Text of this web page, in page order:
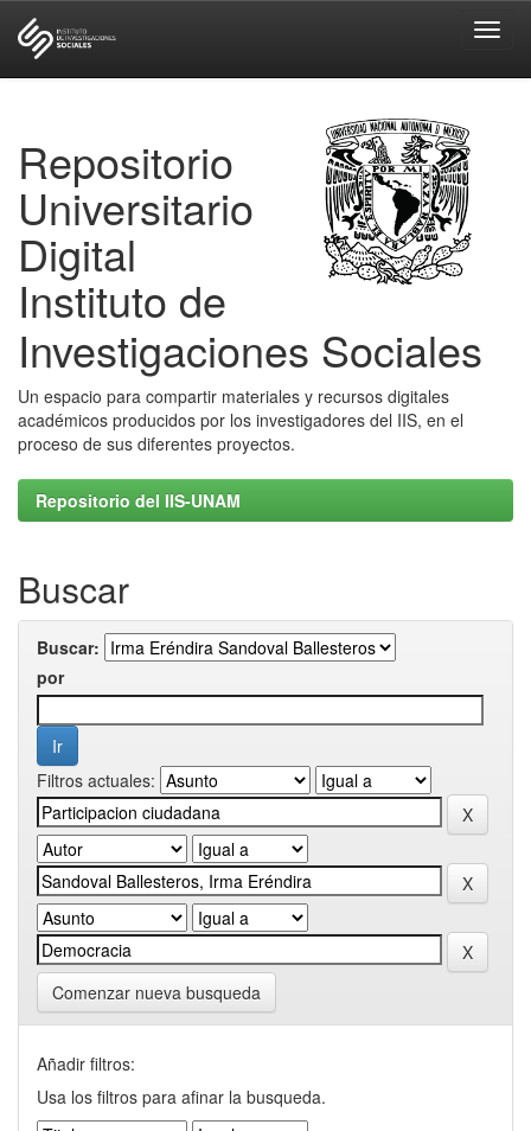
Repositorio
Universitario
Digital
Instituto de
Investigaciones Sociales
Un espacio para compartir materiales y recursos digitales
académicos producidos por los investigadores del IIS, en el
proceso de sus diferentes proyectos.
Repositorio del IIS-UNAM
Buscar
Buscar:
por
Filtros actuales:
Comenzar nueva busqueda
Añadir filtros:
Usa los filtros para afinar la busqueda.